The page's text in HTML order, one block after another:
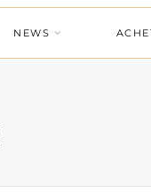
NEWS